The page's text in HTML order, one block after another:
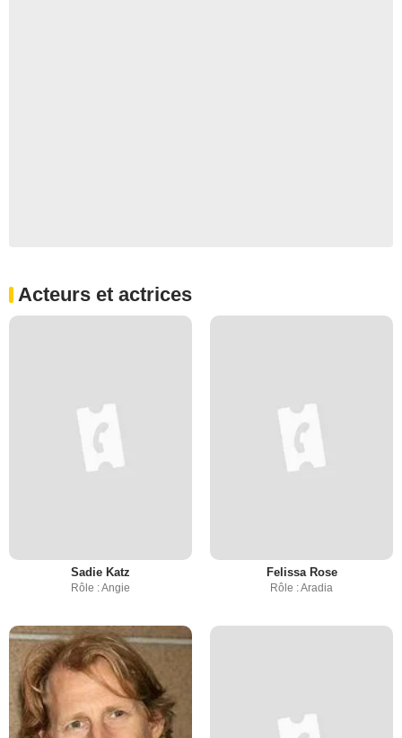
Acteurs et actrices
Sadie Katz
Rôle : Angie
Felissa Rose
Rôle : Aradia